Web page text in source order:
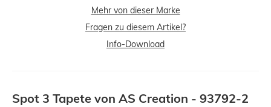
Mehr von dieser Marke
Fragen zu diesem Artikel?
Info-Download
Spot 3 Tapete von AS Creation - 93792-2